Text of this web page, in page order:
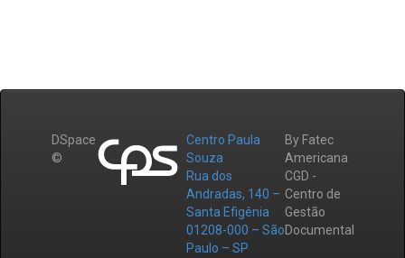
DSpace
©
Centro Paula
Souza
Rua dos
Andradas, 140 –
Santa Efigênia
01208-000 – São
Paulo – SP
By Fatec
Americana
CGD -
Centro de
Gestão
Documental